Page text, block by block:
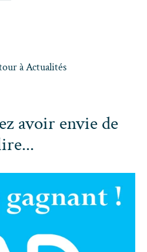
à Actualités
avoir envie de